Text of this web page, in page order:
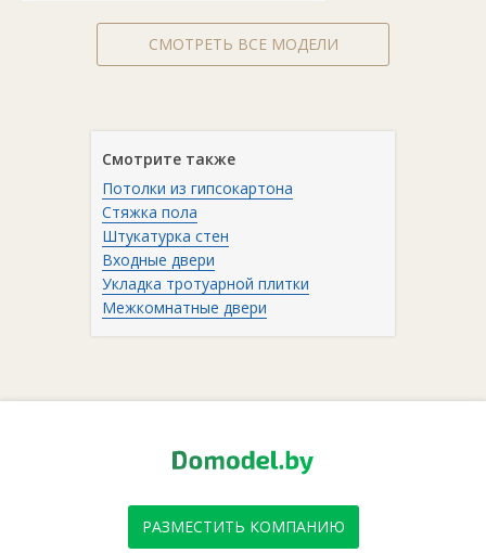
СМОТРЕТЬ ВСЕ МОДЕЛИ
Смотрите также
Потолки из гипсокартона
Стяжка пола
Штукатурка стен
Входные двери
Укладка тротуарной плитки
Межкомнатные двери
РАЗМЕСТИТЬ КОМПАНИЮ